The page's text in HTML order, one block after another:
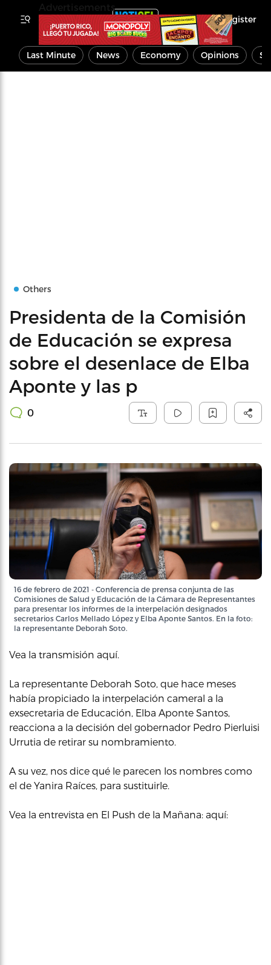
Register
Last Minute News Economy Opinions
Others
Presidenta de la Comisión
de Educación se expresa
sobre el desenlace de Elba
Aponte y las p
0
16 de febrero de 2021 - Conferencia de prensa conjunta de las
Comisiones de Salud y Educación de la Cámara de Representantes
para presentar los informes de la interpelación designados
secretarios Carlos Mellado López y Elba Aponte Santos. En la foto:
la representante Deborah Soto.
Vea la transmisión aquí.
La representante Deborah Soto, que hace meses
había propiciado la interpelación cameral a la
exsecretaria de Educación, Elba Aponte Santos,
reacciona a la decisión del gobernador Pedro Pierluisi
Urrutia de retirar su nombramiento.
A su vez, nos dice qué le parecen los nombres como
el de Yanira Raíces, para sustituirle.
Vea la entrevista en El Push de la Mañana: aquí:
Advertisements